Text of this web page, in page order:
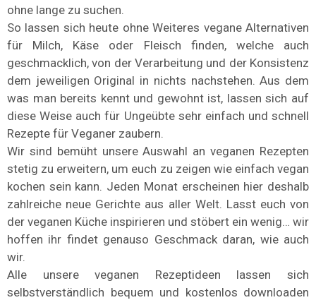
ohne lange zu suchen.
So lassen sich heute ohne Weiteres vegane Alternativen
für Milch, Käse oder Fleisch finden, welche auch
geschmacklich, von der Verarbeitung und der Konsistenz
dem jeweiligen Original in nichts nachstehen. Aus dem
was man bereits kennt und gewohnt ist, lassen sich auf
diese Weise auch für Ungeübte sehr einfach und schnell
Rezepte für Veganer zaubern.
Wir sind bemüht unsere Auswahl an veganen Rezepten
stetig zu erweitern, um euch zu zeigen wie einfach vegan
kochen sein kann. Jeden Monat erscheinen hier deshalb
zahlreiche neue Gerichte aus aller Welt. Lasst euch von
der veganen Küche inspirieren und stöbert ein wenig… wir
hoffen ihr findet genauso Geschmack daran, wie auch
wir.
Alle unsere veganen Rezeptideen lassen sich
selbstverständlich bequem und kostenlos downloaden